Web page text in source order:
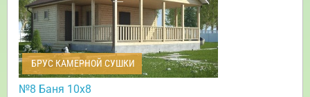
БРУС КАМЕРНОЙ СУШКИ
№8 Баня 10х8